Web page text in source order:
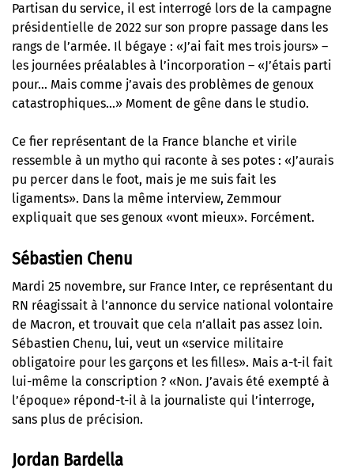
Partisan du service, il est interrogé lors de la campagne
présidentielle de 2022 sur son propre passage dans les
rangs de l’armée. Il bégaye : «J’ai fait mes trois jours» –
les journées préalables à l’incorporation – «J’étais parti
pour… Mais comme j’avais des problèmes de genoux
catastrophiques…» Moment de gêne dans le studio.
Ce fier représentant de la France blanche et virile
ressemble à un mytho qui raconte à ses potes : «J’aurais
pu percer dans le foot, mais je me suis fait les
ligaments». Dans la même interview, Zemmour
expliquait que ses genoux «vont mieux». Forcément.
Sébastien Chenu
Mardi 25 novembre, sur France Inter, ce représentant du
RN réagissait à l’annonce du service national volontaire
de Macron, et trouvait que cela n’allait pas assez loin.
Sébastien Chenu, lui, veut un «service militaire
obligatoire pour les garçons et les filles». Mais a-t-il fait
lui-même la conscription ? «Non. J’avais été exempté à
l’époque» répond-t-il à la journaliste qui l’interroge,
sans plus de précision.
Jordan Bardella